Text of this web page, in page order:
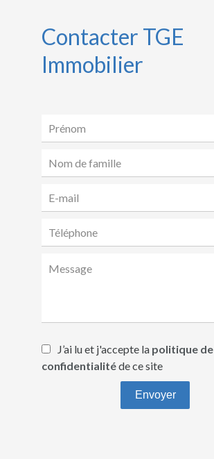
Contacter TGE
Immobilier
J’ai lu et j'accepte la politique de
confidentialitéde ce site
Envoyer